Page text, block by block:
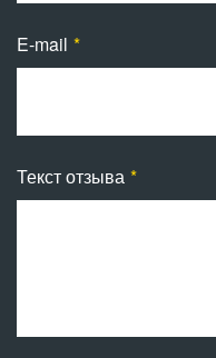
E-mail
Текст отзыва